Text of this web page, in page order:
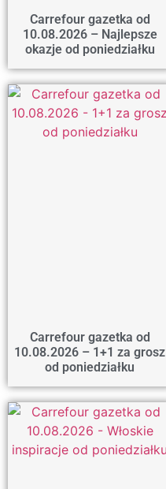
Carrefour gazetka od
10.08.2026 – Najlepsze
okazje od poniedziałku
Carrefour gazetka od
10.08.2026 – 1+1 za grosz
od poniedziałku